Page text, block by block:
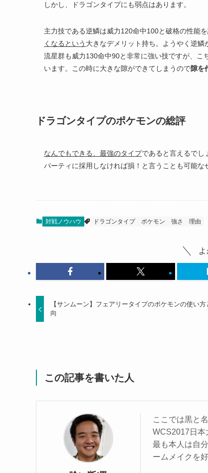
しかし、ドラゴンタイプにも弱点はあります。
主力技である逆鱗は威力120命中100と破格の性能
くなるという 大きなデメリット持ち。ようやく逆鱗
流星群も威力130命中90と非常に強い技ですが、こ
います。この時に大きな隙ができてしまうので隙を
ドラゴンタイプのポケモンの総評
なんでもできる、最強のタイプであると言えるでし
パーティに採用しなければ損！と言うことも可能
対戦ノウハウ ドラゴンタイプ ポケモン 強さ 理由
【サンムーン】フェアリータイプのポケモンの使い
向
この記事を書いた人
ここでは黒と
WCS2017日本
最も本人は自
ームメイクを好